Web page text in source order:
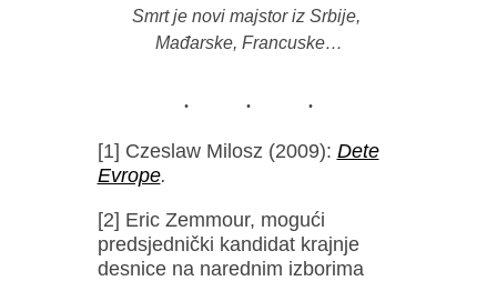
Smrt je novi majstor iz Srbije,
Mađarske, Francuske…
[1] Czeslaw Milosz (2009): Dete
Evrope.
[2] Eric Zemmour, mogući
predsjednički kandidat krajnje
desnice na narednim izborima